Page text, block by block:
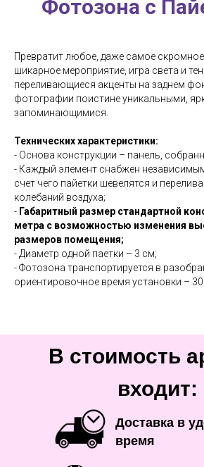
Фотозона с
Превратит любое, даже самое
шикарное мероприятие, игра света и
переливающиеся акценты на заднем
фотографии поистине уникальными,
запоминающимися.
Технических характеристики:
- Основа конструкции – панель,
- Каждый элемент снабжен
счет чего пайетки шевелятся и
колебаний воздуха;
- Габаритный размер стандартной
метра с возможностью изменения
размеров помещения;
- Диаметр одной паетки – 3 см;
- Фотозона транспортируется в
ориентировочное время установки –
Доставка в
время
В стоимость
входит: